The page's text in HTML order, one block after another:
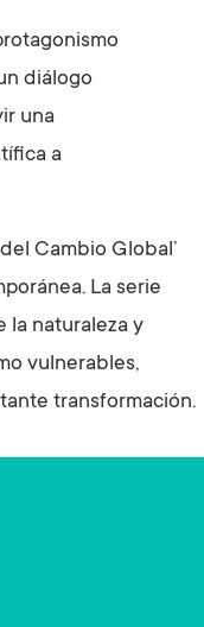
diálogo
una
a
Cambio Global’
La serie
la naturaleza y
vulnerables,
transformación.